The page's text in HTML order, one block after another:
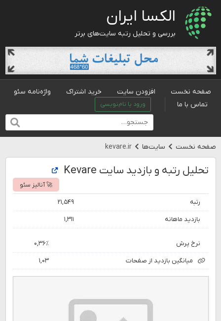
الکسا ایران
بررسی و تحلیل رتبه سایت‌های برتر
صفحه نخست افزودن سایت خرید اشتراک
واژه‌نامه سئو
تماس با ما
ورود یا نام‌نویسی
صفحه نخست سایت‌ها kevare.ir
تحلیل رتبه و بازدید سایت Kevare
🚀 آنالیز سئو
رتبه ۲۱,۵۴۹
بازدید ماهانه ۱,۳۱۱
نرخ پرش ۰,۳۶٪
میانگین بازدید از صفحات ۱,۰۳